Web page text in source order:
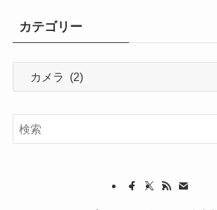
ブ
カテゴリー
リ